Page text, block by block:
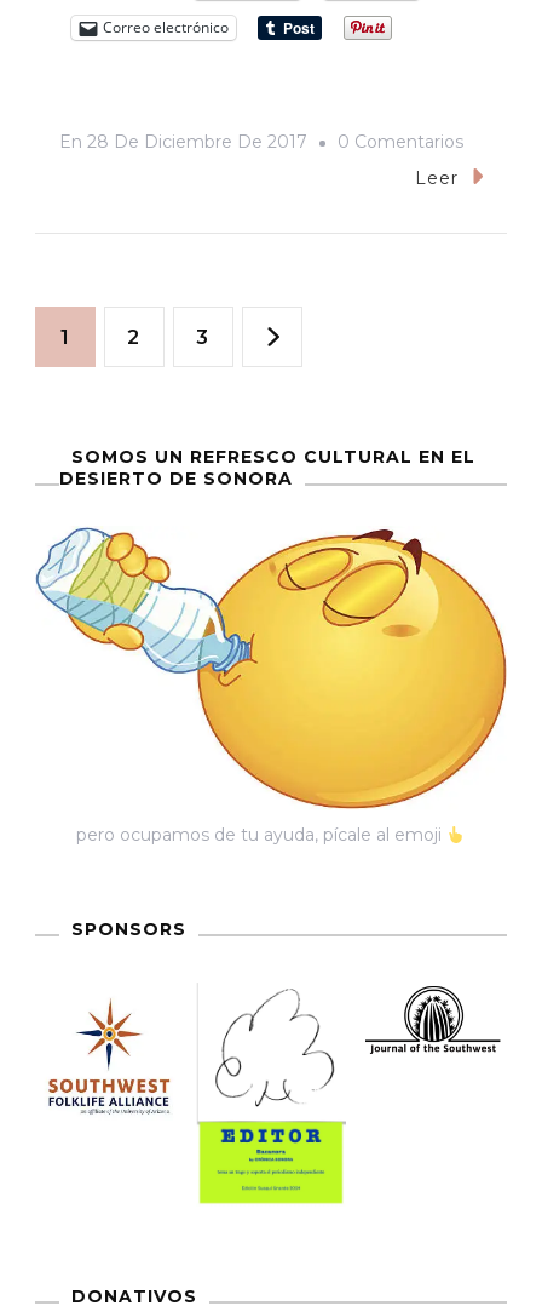
Correo electrónico
En 28 De Diciembre De 2017 0 ComentariosEn
El
Leer
Paginación
entradas
Página
1 Página
2 Página
3
SOMOS UN REFRESCO CULTURAL EN EL
DESIERTO DE SONORA
pero ocupamos de tu ayuda, pícale al emoji
SPONSORS
DONATIVOS